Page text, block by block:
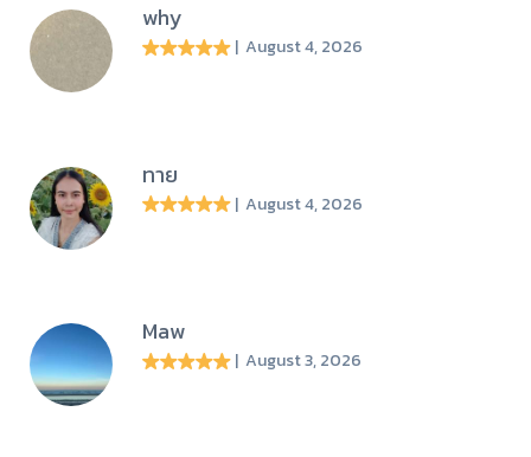
why
| August 4, 2026
ทาย
| August 4, 2026
Maw
| August 3, 2026